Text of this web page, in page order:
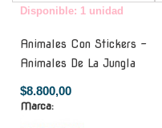
Disponible: 1 unidad
Animales Con Stickers -
Animales De La Jungla
$8.800,00
Marca: